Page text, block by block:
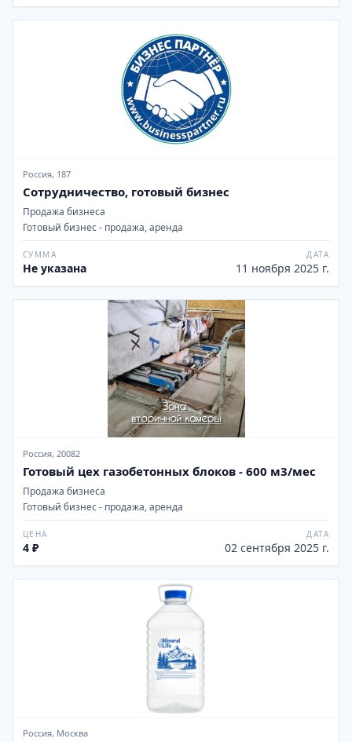
Россия, 187
Сотрудничество, готовый бизнес
Продажа бизнеса
Готовый бизнес - продажа, аренда
СУММА
Не указана
ДАТА
11 ноября 2025 г.
Россия, 20082
Готовый цех газобетонных блоков - 600 м3/мес
Продажа бизнеса
Готовый бизнес - продажа, аренда
ЦЕНА
4 ₽
ДАТА
02 сентября 2025 г.
Россия, Москва